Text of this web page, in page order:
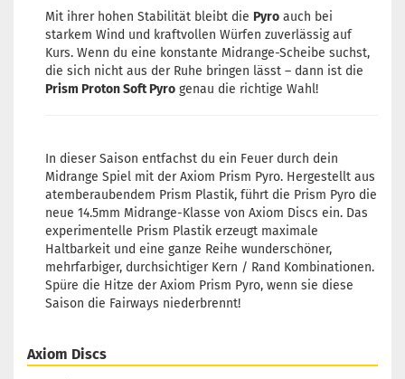
Gewicht:176g
Farbton:Rosa/Pink
Lagerbestand:1
Lieferzeit: 2 - 3 Arbeitstage
26,90 €
Lagerbestand:1
Lieferzeit:2 - 3 Arbeitstage
Gewicht:176g
Farbton: Orange
Lagerbestand:1
Lieferzeit:2 - 3 Arbeitstage
Mit ihrer hohen Stabilität bleibt die Pyro auch bei
starkem Wind und kraftvollen Würfen zuverlässig auf
Kurs. Wenn du eine konstante Midrange-Scheibe suchst,
die sich nicht aus der Ruhe bringen lässt – dann ist die
Prism Proton Soft Pyro genau die richtige Wahl!
In dieser Saison entfachst du ein Feuer durch dein
Midrange Spiel mit der Axiom Prism Pyro. Hergestellt aus
atemberaubendem Prism Plastik, führt die Prism Pyro die
neue 14.5mm Midrange-Klasse von Axiom Discs ein. Das
experimentelle Prism Plastik erzeugt maximale
Haltbarkeit und eine ganze Reihe wunderschöner,
mehrfarbiger, durchsichtiger Kern / Rand Kombinationen.
Spüre die Hitze der Axiom Prism Pyro, wenn sie diese
Saison die Fairways niederbrennt!
Axiom Discs